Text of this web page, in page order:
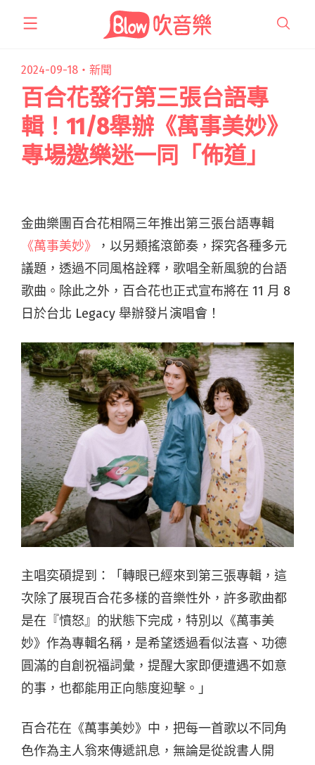
2024-09-18・ 新聞
百合花發行第三張台語專
輯！11/8舉辦《萬事美妙》
專場邀樂迷一同「佈道」
金曲樂團百合花相隔三年推出第三張台語專輯
《萬事美妙》
，以另類搖滾節奏，探究各種多元
議題，透過不同風格詮釋，歌唱全新風貌的台語
歌曲。除此之外，百合花也正式宣布將在 11 月 8
日 於台北 Legacy 舉辦發片演唱會！
主唱奕碩提到：「轉眼已經來到第三張專輯，這
次除了展現百合花多樣的音樂性外，許多歌曲都
是在『憤怒』的狀態下完成，特別以《萬事美
妙》作為專輯名稱，是希望透過看似法喜、功德
圓滿的自創祝福詞彙，提醒大家即便遭遇不如意
的事，也都能用正向態度迎擊。」
百合花在《萬事美妙》中，把每一首歌以不同角
色作為主人翁來傳遞訊息，無論是從說書人開